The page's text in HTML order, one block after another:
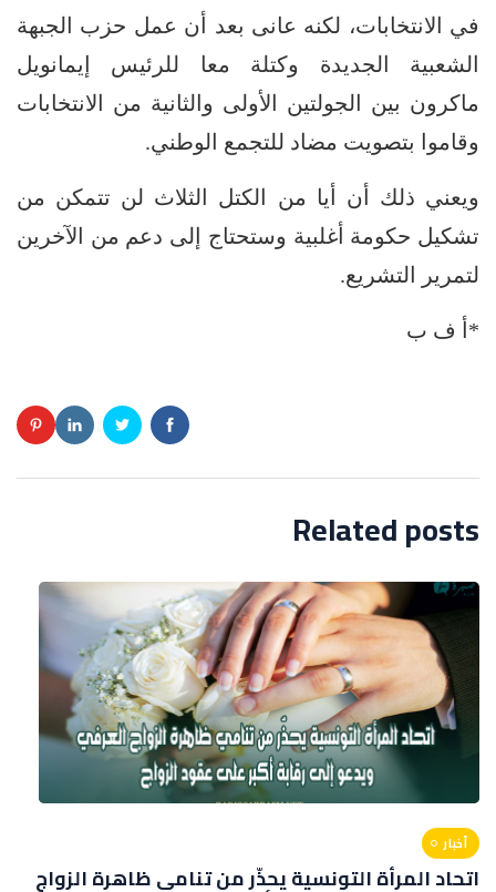
في الانتخابات، لكنه عانى بعد أن عمل حزب الجبهة
الشعبية الجديدة وكتلة معا للرئيس إيمانويل
ماكرون بين الجولتين الأولى والثانية من الانتخابات
وقاموا بتصويت مضاد للتجمع الوطني.
ويعني ذلك أن أيا من الكتل الثلاث لن تتمكن من
تشكيل حكومة أغلبية وستحتاج إلى دعم من الآخرين
لتمرير التشريع.
*أ ف ب
Related posts
أخبار
اتحاد المرأة التونسية يحذّر من تنامي ظاهرة الزواج